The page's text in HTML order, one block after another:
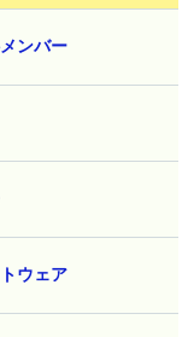
ンバー
ウェア